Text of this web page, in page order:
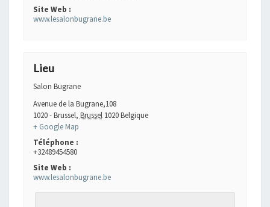
Site Web :
www.lesalonbugrane.be
Lieu
Salon Bugrane
Avenue de la Bugrane,108
1020 - Brussel, Brussel 1020Belgique
+ Google Map
Téléphone :
+32489454580
Site Web :
www.lesalonbugrane.be